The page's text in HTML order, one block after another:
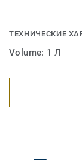
ТЕХНИЧЕСКИЕ
Volume: 1 Л